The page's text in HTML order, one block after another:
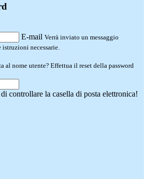
E-mail Verrà inviato un messaggio
necessarie.
al nome utente? Effettua il reset della password
controllare la casella di posta elettronica!